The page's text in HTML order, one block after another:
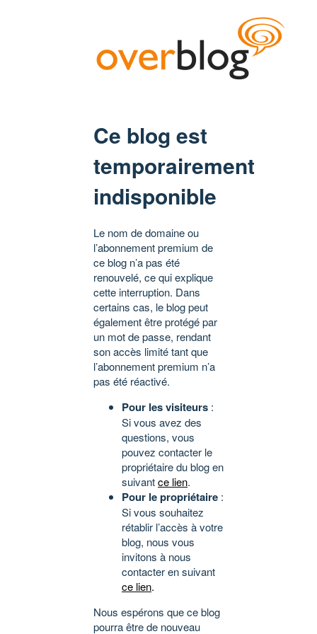
Ce blog est
temporairement
indisponible
Le nom de domaine ou
l’abonnement premium de
ce blog n’a pas été
renouvelé, ce qui explique
cette interruption. Dans
certains cas, le blog peut
également être protégé par
un mot de passe, rendant
son accès limité tant que
l’abonnement premium n’a
pas été réactivé.
Pour les visiteurs :
Si vous avez des
questions, vous
pouvez contacter le
propriétaire du blog en
suivantce lien.
Pour le propriétaire :
Si vous souhaitez
rétablir l’accès à votre
blog, nous vous
invitons à nous
contacter en suivant
ce lien.
Nous espérons que ce blog
pourra être de nouveau